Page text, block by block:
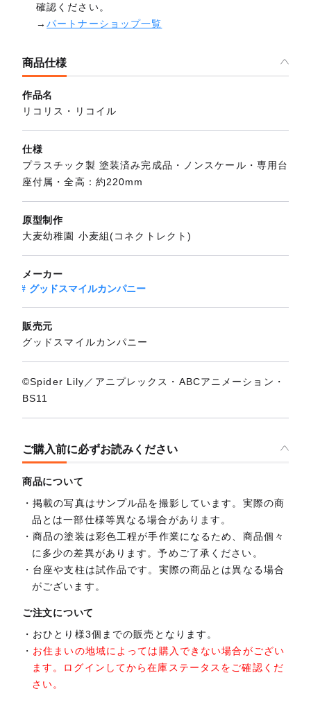
確認ください。
→パートナーショップ一覧
商品仕様
作品名
リコリス・リコイル
仕様
プラスチック製 塗装済み完成品・ノンスケール・専用台
座付属・全高：約220mm
原型制作
大麦幼稚園 小麦組(コネクトレクト)
メーカー
グッドスマイルカンパニー
販売元
グッドスマイルカンパニー
©Spider Lily／アニプレックス・ABCアニメーション・
BS11
ご購入前に必ずお読みください
商品について
掲載の写真はサンプル品を撮影しています。実際の商
品とは一部仕様等異なる場合があります。
商品の塗装は彩色工程が手作業になるため、商品個々
に多少の差異があります。予めご了承ください。
台座や支柱は試作品です。実際の商品とは異なる場合
がございます。
ご注文について
おひとり様3個までの販売となります。
お住まいの地域によっては購入できない場合がござい
ます。ログインしてから在庫ステータスをご確認くだ
さい。